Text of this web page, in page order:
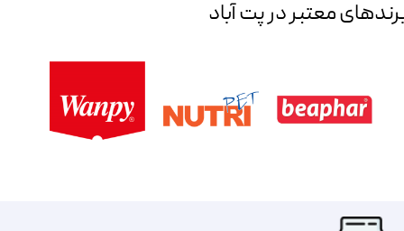
معتبر در پت آباد